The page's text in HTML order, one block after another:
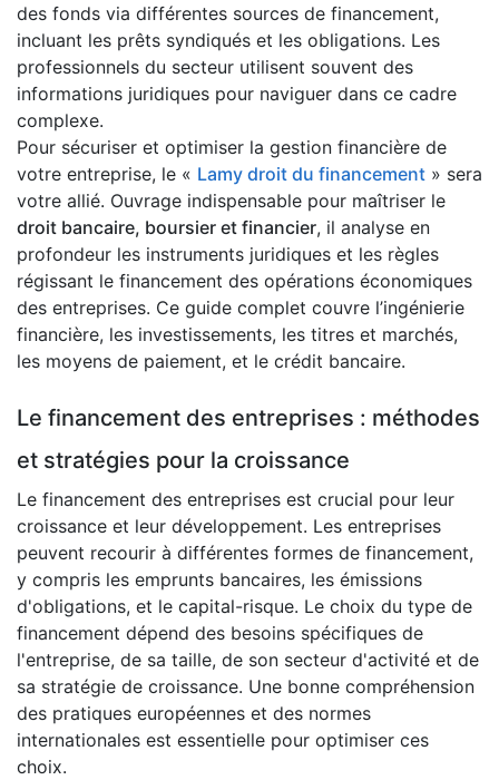
des fonds via différentes sources de financement,
incluant les prêts syndiqués et les obligations. Les
professionnels du secteur utilisent souvent des
informations juridiques pour naviguer dans ce cadre
complexe.
Pour sécuriser et optimiser la gestion financière de
votre entreprise, le « Lamy droit du financement » sera
votre allié. Ouvrage indispensable pour maîtriser le
droit bancaire, boursier et financier, il analyse en
profondeur les instruments juridiques et les règles
régissant le financement des opérations économiques
des entreprises. Ce guide complet couvre l’ingénierie
financière, les investissements, les titres et marchés,
les moyens de paiement, et le crédit bancaire.
Le financement des entreprises : méthodes
et stratégies pour la croissance
Le financement des entreprises est crucial pour leur
croissance et leur développement. Les entreprises
peuvent recourir à différentes formes de financement,
y compris les emprunts bancaires, les émissions
d'obligations, et le capital-risque. Le choix du type de
financement dépend des besoins spécifiques de
l'entreprise, de sa taille, de son secteur d'activité et de
sa stratégie de croissance. Une bonne compréhension
des pratiques européennes et des normes
internationales est essentielle pour optimiser ces
choix.